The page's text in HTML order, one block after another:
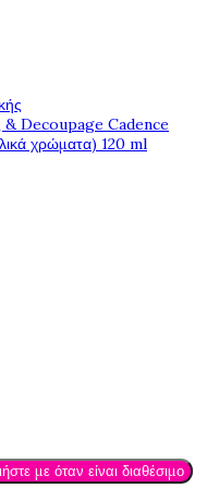
& Decoupage Cadence
χρώματα) 120 ml
με όταν είναι διαθέσιμο